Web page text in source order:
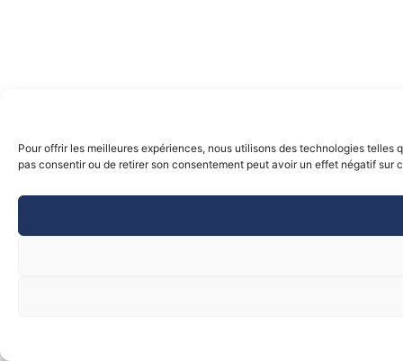
Pour offrir les meilleures expériences, nous utilisons des technologies
pas consentir ou de retirer son consentement peut avoir un effet négatif sur